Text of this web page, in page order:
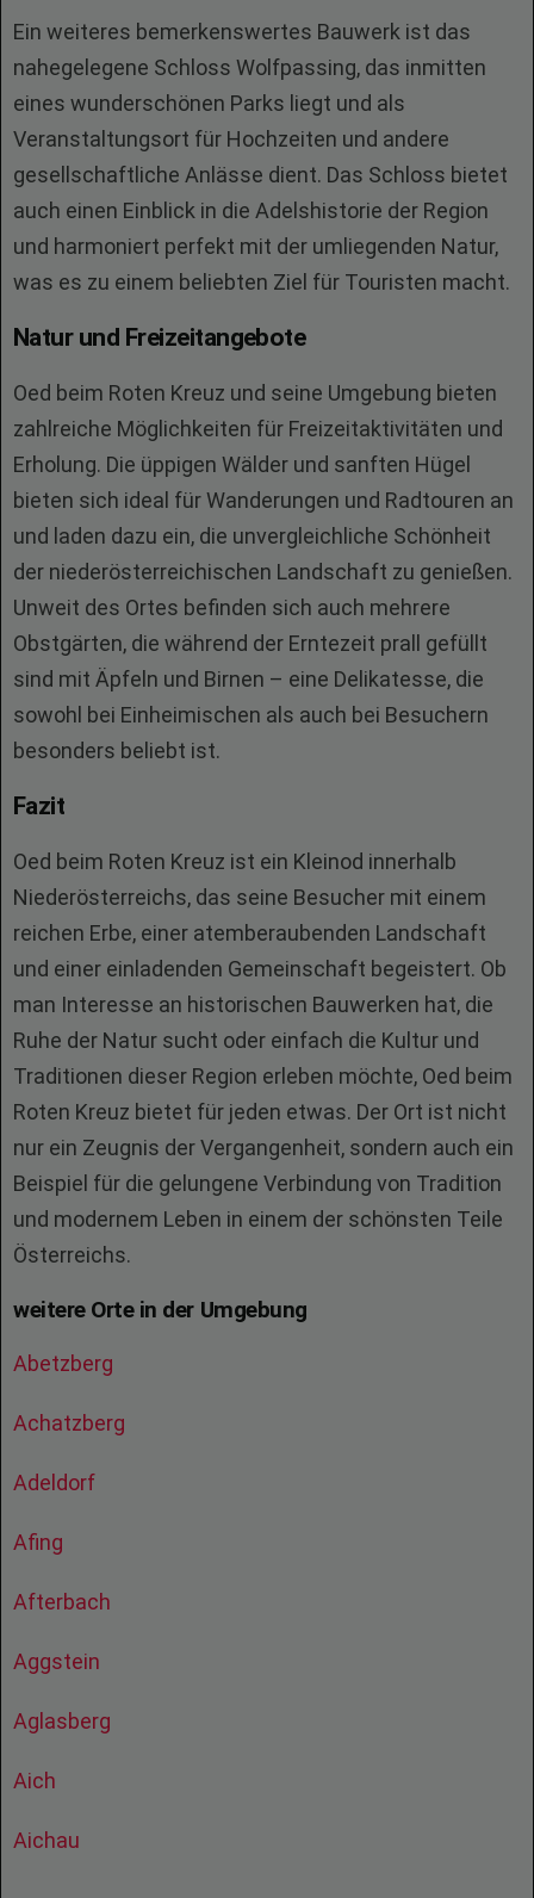
Ein weiteres bemerkenswertes Bauwerk ist das
nahegelegene Schloss Wolfpassing, das inmitten
eines wunderschönen Parks liegt und als
Veranstaltungsort für Hochzeiten und andere
gesellschaftliche Anlässe dient. Das Schloss bietet
auch einen Einblick in die Adelshistorie der Region
und harmoniert perfekt mit der umliegenden Natur,
was es zu einem beliebten Ziel für Touristen macht.
Natur und Freizeitangebote
Oed beim Roten Kreuz und seine Umgebung bieten
zahlreiche Möglichkeiten für Freizeitaktivitäten und
Erholung. Die üppigen Wälder und sanften Hügel
bieten sich ideal für Wanderungen und Radtouren an
und laden dazu ein, die unvergleichliche Schönheit
der niederösterreichischen Landschaft zu genießen.
Unweit des Ortes befinden sich auch mehrere
Obstgärten, die während der Erntezeit prall gefüllt
sind mit Äpfeln und Birnen – eine Delikatesse, die
sowohl bei Einheimischen als auch bei Besuchern
besonders beliebt ist.
Fazit
Oed beim Roten Kreuz ist ein Kleinod innerhalb
Niederösterreichs, das seine Besucher mit einem
reichen Erbe, einer atemberaubenden Landschaft
und einer einladenden Gemeinschaft begeistert. Ob
man Interesse an historischen Bauwerken hat, die
Ruhe der Natur sucht oder einfach die Kultur und
Traditionen dieser Region erleben möchte, Oed beim
Roten Kreuz bietet für jeden etwas. Der Ort ist nicht
nur ein Zeugnis der Vergangenheit, sondern auch ein
Beispiel für die gelungene Verbindung von Tradition
und modernem Leben in einem der schönsten Teile
Österreichs.
weitere Orte in der Umgebung
Abetzberg
Achatzberg
Adeldorf
Afing
Afterbach
Aggstein
Aglasberg
Aich
Aichau